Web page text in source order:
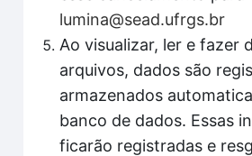
lumina@sead.ufrgs.br
Ao visualizar, ler e fazer
arquivos, dados são
armazenados
banco de dados. Essas
ficarão registradas e